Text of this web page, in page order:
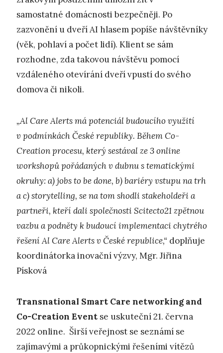
samostatné domácnosti bezpečněji. Po
zazvonění u dveří AI hlasem popíše návštěvníky
(věk, pohlaví a počet lidí). Klient se sám
rozhodne, zda takovou návštěvu pomocí
vzdáleného otevírání dveří vpustí do svého
domova či nikoli.
„Al Care Alerts má potenciál budoucího využití
v podmínkách České republiky. Během Co-
Creation procesu, který sestával ze 3 online
workshopů pořádaných v dubnu s tematickými
okruhy: a) jobs to be done, b) bariéry vstupu na trh
a c) storytelling, se na tom shodli stakeholdeři a
partneři, kteří dali společnosti Scitecto21 zpětnou
vazbu a podněty k budoucí implementaci chytrého
řešení Al Care Alerts v České republice,“ doplňuje
koordinátorka inovační výzvy, Mgr. Jiřina
Písková
Transnational Smart Care networking and
Co-Creation Event se uskuteční 21. června
2022 online. Širší veřejnost se seznámí se
zajímavými a průkopnickými řešeními vítězů